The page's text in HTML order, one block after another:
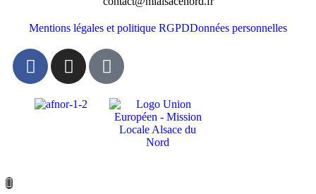
Mentions légales et politique RGPDDonnées personnelles